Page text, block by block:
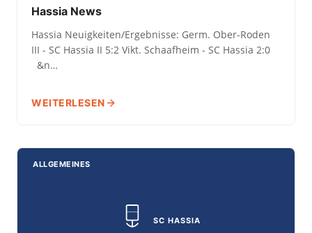
Hassia News
Hassia Neuigkeiten/Ergebnisse: Germ. Ober-Roden
III - SC Hassia II 5:2 Vikt. Schaafheim - SC Hassia 2:0
&n…
WEITERLESEN
SC HASSIA
ALLGEMEINES